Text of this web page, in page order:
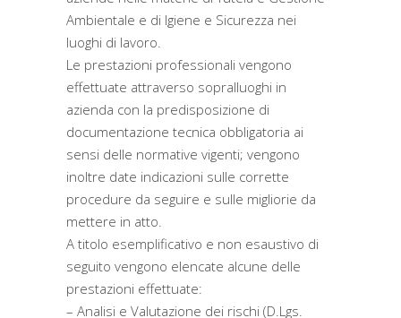
Ambientale e di Igiene e Sicurezza nei
luoghi di lavoro.
Le prestazioni professionali vengono
effettuate attraverso sopralluoghi in
azienda con la predisposizione di
documentazione tecnica obbligatoria ai
sensi delle normative vigenti; vengono
inoltre date indicazioni sulle corrette
procedure da seguire e sulle migliorie da
mettere in atto.
A titolo esemplificativo e non esaustivo di
seguito vengono elencate alcune delle
prestazioni effettuate:
– Analisi e Valutazione dei rischi (D.Lgs.